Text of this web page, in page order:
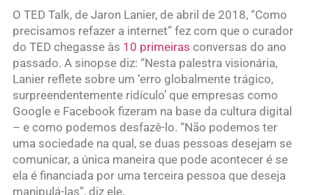
O TED Talk, de Jaron Lanier, de abril de 2018, “Como
precisamos refazer a internet” fez com que o curador
do TED chegasse às 10 primeiras conversas do ano
passado. A sinopse diz: “Nesta palestra visionária,
Lanier reflete sobre um ‘erro globalmente trágico,
surpreendentemente ridículo’ que empresas como
Google e Facebook fizeram na base da cultura digital
– e como podemos desfazê-lo. “Não podemos ter
uma sociedade na qual, se duas pessoas desejam se
comunicar, a única maneira que pode acontecer é se
ela é financiada por uma terceira pessoa que deseja
manipulá-las”, diz ele.